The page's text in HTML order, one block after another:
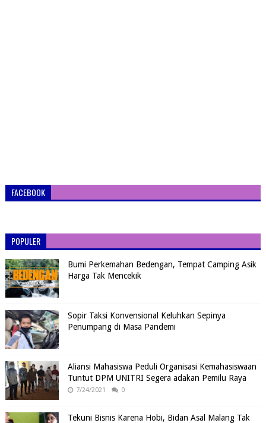
FACEBOOK
POPULER
Bumi Perkemahan Bedengan, Tempat Camping Asik
Harga Tak Mencekik
Sopir Taksi Konvensional Keluhkan Sepinya
Penumpang di Masa Pandemi
Aliansi Mahasiswa Peduli Organisasi Kemahasiswaan
Tuntut DPM UNITRI Segera adakan Pemilu Raya
7/24/2021 0
Tekuni Bisnis Karena Hobi, Bidan Asal Malang Tak